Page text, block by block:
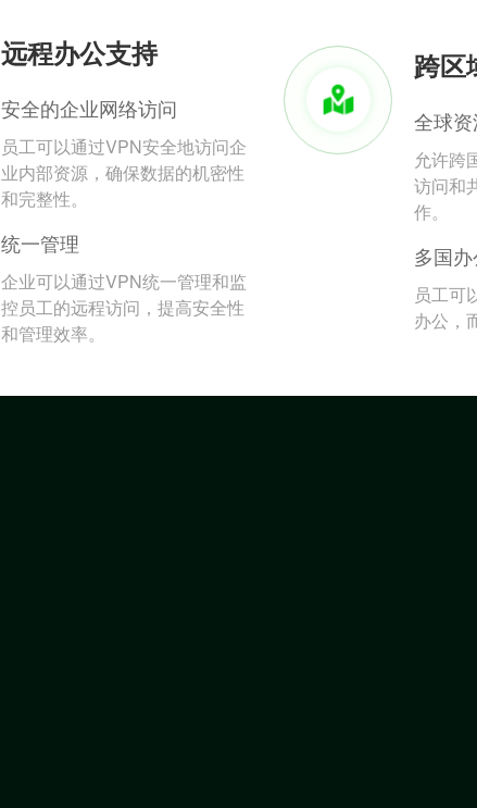
远程办公支持
安全的企业网络访问
员工可以通过VPN安全地访问企
业内部资源，确保数据的机密性
和完整性。
统一管理
企业可以通过VPN统一管理和监
控员工的远程访问，提高安全性
和管理效率。
跨区
全球
允许跨
访问和
作。
多国
员工可
办公，